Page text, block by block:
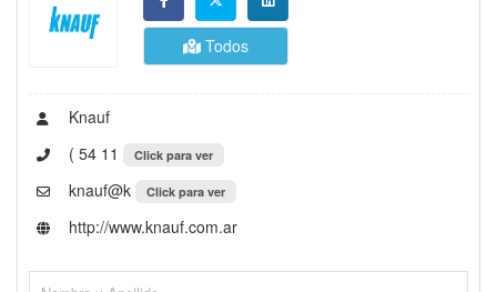
Todos
Knauf
( 54 11
Click para ver
knauf@k Click para ver
http://www.knauf.com.ar